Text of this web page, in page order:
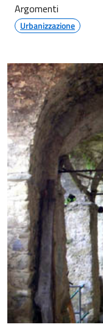
Argomenti
Urbanizzazione